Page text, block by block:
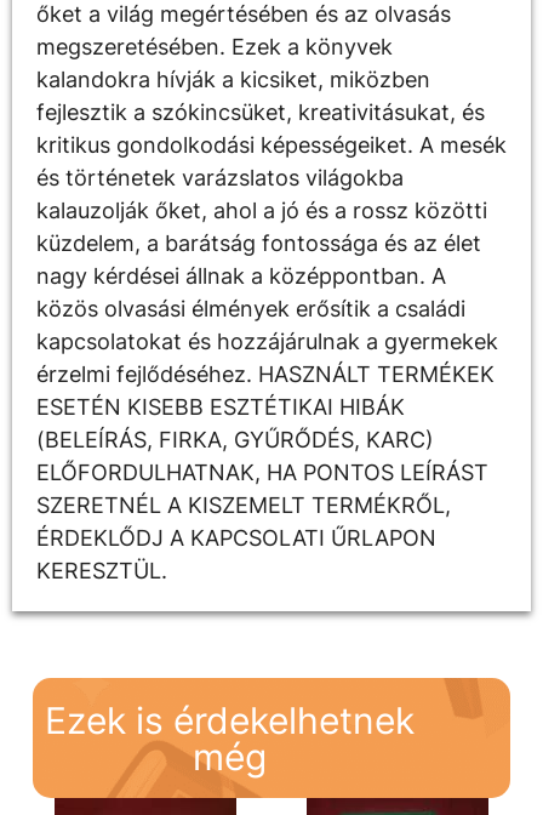
őket a világ megértésében és az olvasás
megszeretésében. Ezek a könyvek
kalandokra hívják a kicsiket, miközben
fejlesztik a szókincsüket, kreativitásukat, és
kritikus gondolkodási képességeiket. A mesék
és történetek varázslatos világokba
kalauzolják őket, ahol a jó és a rossz közötti
küzdelem, a barátság fontossága és az élet
nagy kérdései állnak a középpontban. A
közös olvasási élmények erősítik a családi
kapcsolatokat és hozzájárulnak a gyermekek
érzelmi fejlődéséhez. HASZNÁLT TERMÉKEK
ESETÉN KISEBB ESZTÉTIKAI HIBÁK
(BELEÍRÁS, FIRKA, GYŰRŐDÉS, KARC)
ELŐFORDULHATNAK, HA PONTOS LEÍRÁST
SZERETNÉL A KISZEMELT TERMÉKRŐL,
ÉRDEKLŐDJ A KAPCSOLATI ŰRLAPON
KERESZTÜL.
Ezek is érdekelhetnek
még